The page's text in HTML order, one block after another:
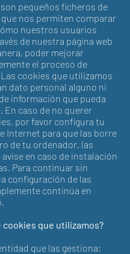
pequeños ficheros de
nos permiten comparar
nuestros usuarios
de nuestra página web
poder mejorar
el proceso de
cookies que utilizamos
dato personal alguno ni
información que pueda
caso de no querer
por favor configura tu
Internet para que las borre
de tu ordenador, las
en caso de instalación
Para continuar sin
configuración de las
continúa en
cookies que utilizamos?
que las gestiona: